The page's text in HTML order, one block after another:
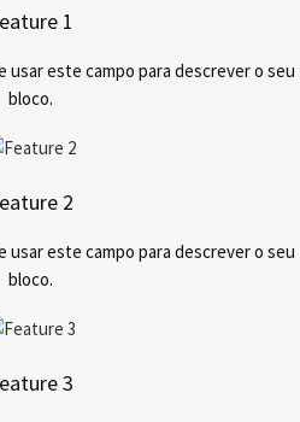
1
usar este campo para descrever o seu
bloco.
2
usar este campo para descrever o seu
bloco.
3